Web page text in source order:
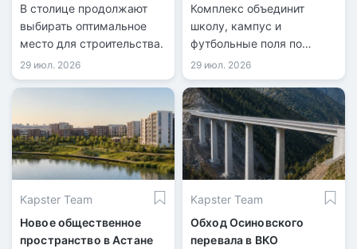
В столице продолжают
выбирать оптимальное
место для строительства.
29 июл. 2026
Комплекс объединит
школу, кампус и
футбольные поля по
стандартам FIFA.
29 июл. 2026
Kapster Team
Новое общественное
пространство в Астане
Kapster Team
Обход Осиновского
перевала в ВКО